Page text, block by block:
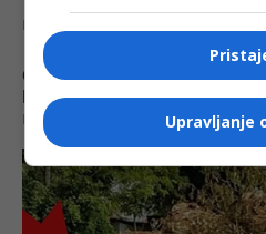
Upravljanje